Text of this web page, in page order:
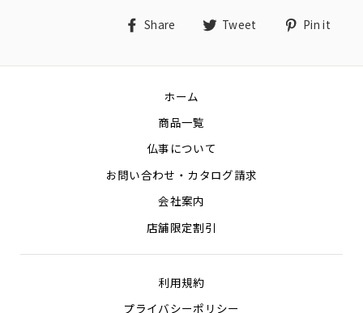
Share
Share Tweet
Tweet Pin it
ホーム
商品一覧
仏事について
お問い合わせ・カタログ請求
会社案内
店舗限定割引
利用規約
プライバシーポリシー